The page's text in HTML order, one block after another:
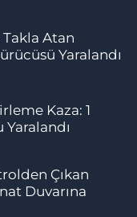
Atan
Yaralandı
Kaza: 1
Çıkan
Duvarına